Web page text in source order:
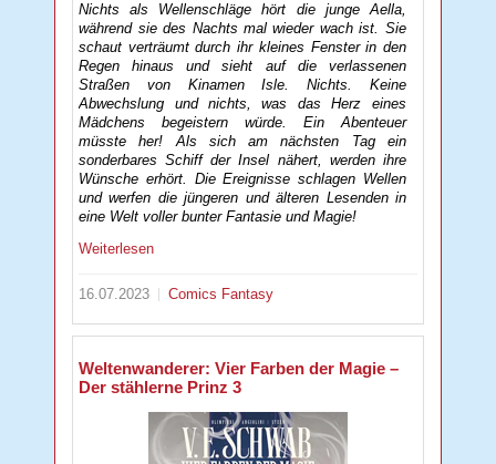
Nichts als Wellenschläge hört die junge Aella,
während sie des Nachts mal wieder wach ist. Sie
schaut verträumt durch ihr kleines Fenster in den
Regen hinaus und sieht auf die verlassenen
Straßen von Kinamen Isle. Nichts. Keine
Abwechslung und nichts, was das Herz eines
Mädchens begeistern würde. Ein Abenteuer
müsste her! Als sich am nächsten Tag ein
sonderbares Schiff der Insel nähert, werden ihre
Wünsche erhört. Die Ereignisse schlagen Wellen
und werfen die jüngeren und älteren Lesenden in
eine Welt voller bunter Fantasie und Magie!
Weiterlesen
16.07.2023 Comics Fantasy
Weltenwanderer: Vier Farben der Magie –
Der stählerne Prinz 3